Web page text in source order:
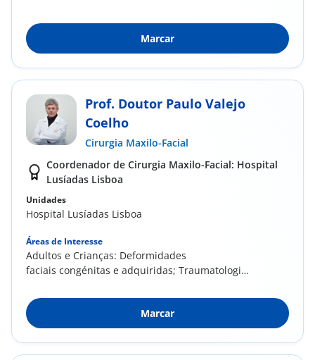
Marcar
Prof. Doutor Paulo Valejo
Coelho
Cirurgia Maxilo-Facial
Coordenador de Cirurgia Maxilo-Facial: Hospital
Lusíadas Lisboa
Unidades
Hospital Lusíadas Lisboa
Áreas de Interesse
Adultos e Crianças: ​Deformidades
faciais congénitas e adquiridas; Traumatologia
Marcar